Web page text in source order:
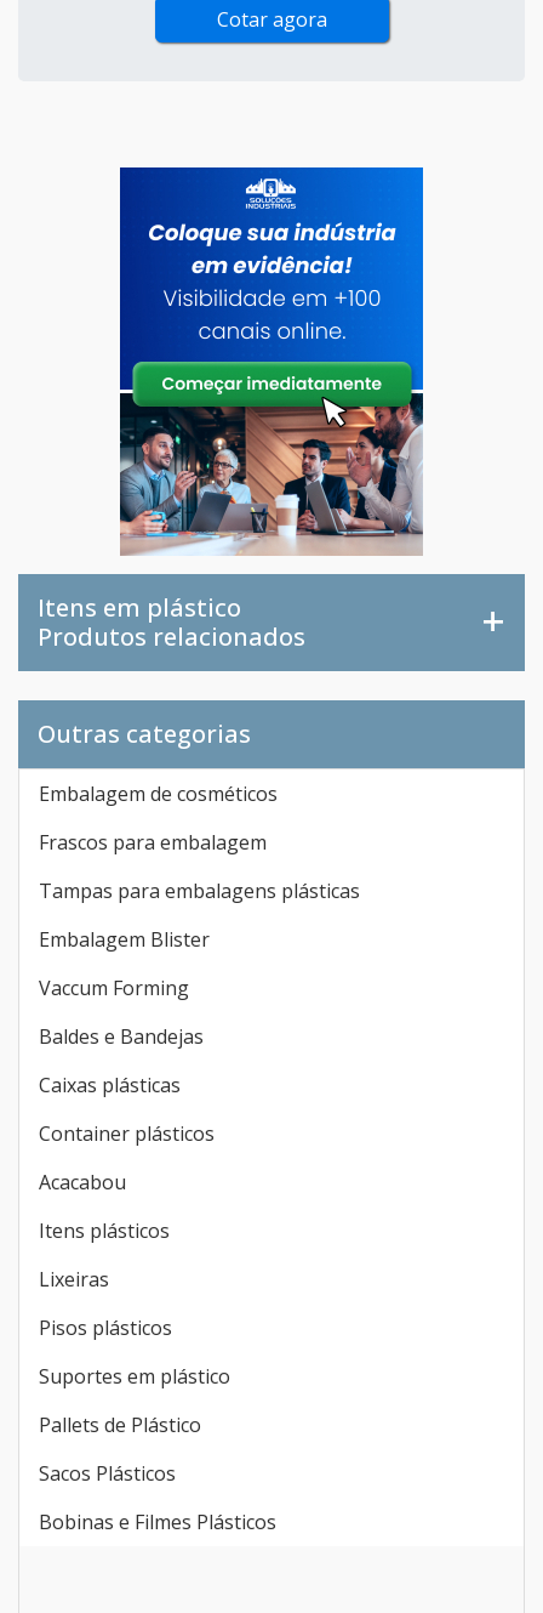
Cotar agora
Itens em plástico
Produtos relacionados
Outras categorias
Embalagem de cosméticos
Frascos para embalagem
Tampas para embalagens plásticas
Embalagem Blister
Vaccum Forming
Baldes e Bandejas
Caixas plásticas
Container plásticos
Acacabou
Itens plásticos
Lixeiras
Pisos plásticos
Suportes em plástico
Pallets de Plástico
Sacos Plásticos
Bobinas e Filmes Plásticos